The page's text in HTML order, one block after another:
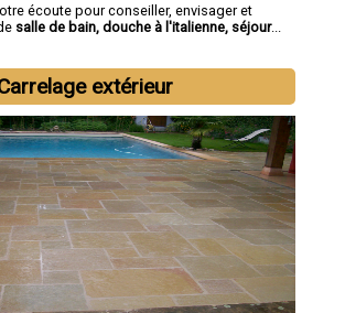
écoute pour conseiller, envisager et
salle de bain, douche à l'italienne, séjour...
extérieur